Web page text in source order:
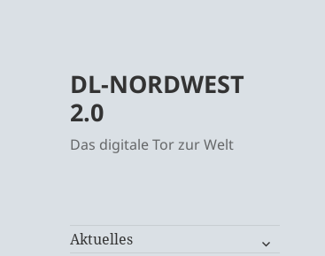
DL-NORDWEST
2.0
Das digitale Tor zur Welt
Aktuelles
untermenü